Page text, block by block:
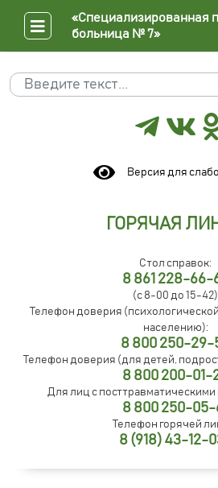
Поиск
Версия для
ГОРЯЧАЯ
Стол справок:
8 861 228-66-
(с 8-00 до 15-42)
Телефон доверия
населению):
8 800 250-29-
Телефон доверия (для детей,
8 800 200-01-
Для лиц с посттравматическими
8 800 250-05-
Телефон горячей
8 (918) 43-12-
«Специализированная
больница № 7»